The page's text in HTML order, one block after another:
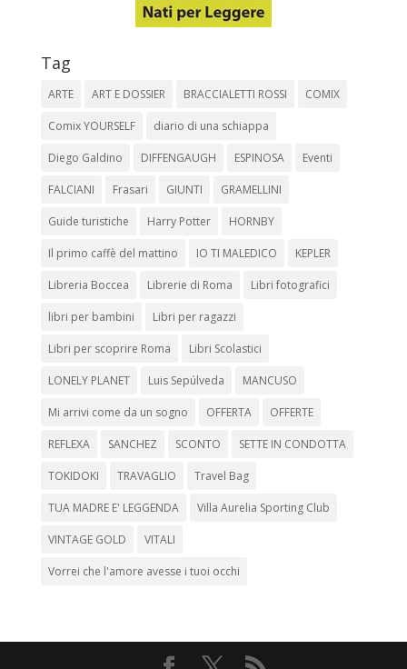
Tag
ARTE ART E DOSSIER BRACCIALETTI ROSSI COMIX
Comix YOURSELF diario di una schiappa
Diego Galdino DIFFENGAUGH ESPINOSA Eventi
FALCIANI Frasari GIUNTI GRAMELLINI
Guide turistiche Harry Potter HORNBY
Il primo caffè del mattino IO TI MALEDICO KEPLER
Libreria Boccea Librerie di Roma Libri fotografici
libri per bambini Libri per ragazzi
Libri per scoprire Roma Libri Scolastici
LONELY PLANET Luis Sepúlveda MANCUSO
Mi arrivi come da un sogno OFFERTA OFFERTE
REFLEXA SANCHEZ SCONTO SETTE IN CONDOTTA
TOKIDOKI TRAVAGLIO Travel Bag
TUA MADRE E' LEGGENDA Villa Aurelia Sporting Club
VINTAGE GOLD VITALI
Vorrei che l'amore avesse i tuoi occhi